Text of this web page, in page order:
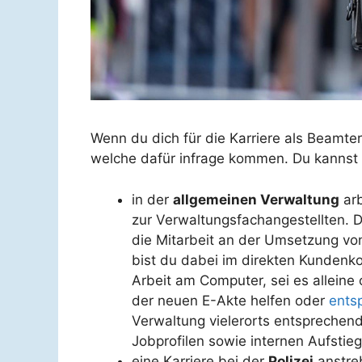
Wenn du dich für die Karriere als
welche dafür infrage kommen. Du
in der allgemeinen Verwaltung
zur Verwaltungsfachangestellten.
die Mitarbeit an der Umsetzung
bist du dabei im direkten
Arbeit am Computer, sei es
der neuen E-Akte helfen oder
Verwaltung vielerorts
Jobprofilen sowie internen